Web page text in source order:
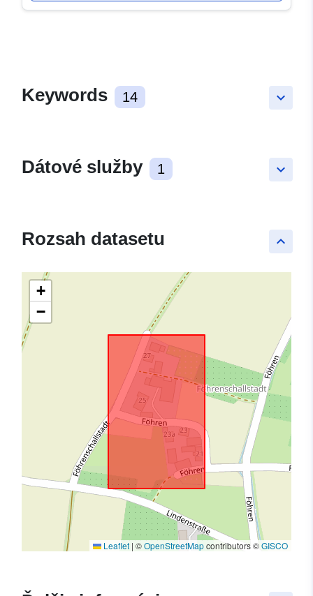
keyboard_arrow_down
Keywords 14
keyboard_arrow_down
Dátové služby 1
keyboard_arrow_up
Rozsah datasetu
+
−
Leaflet | ©OpenStreetMapcontributors ©GISCO